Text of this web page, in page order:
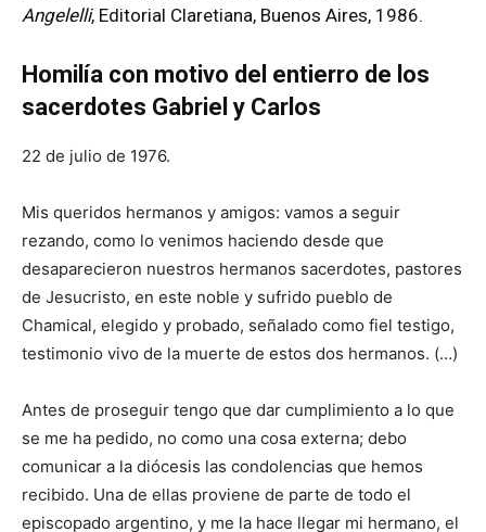
Angelelli, Editorial Claretiana, Buenos Aires, 1986.
Homilía con motivo del entierro de los
sacerdotes Gabriel y Carlos
22 de julio de 1976.
Mis queridos hermanos y amigos: vamos a seguir
rezando, como lo venimos haciendo desde que
desaparecieron nuestros hermanos sacerdotes, pastores
de Jesucristo, en este noble y sufrido pueblo de
Chamical, elegido y probado, señalado como fiel testigo,
testimonio vivo de la muerte de estos dos hermanos. (…)
Antes de proseguir tengo que dar cumplimiento a lo que
se me ha pedido, no como una cosa externa; debo
comunicar a la diócesis las condolencias que hemos
recibido. Una de ellas proviene de parte de todo el
episcopado argentino, y me la hace llegar mi hermano, el